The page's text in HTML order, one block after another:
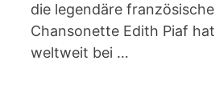
die legendäre französische
Chansonette Edith Piaf hat
weltweit bei …